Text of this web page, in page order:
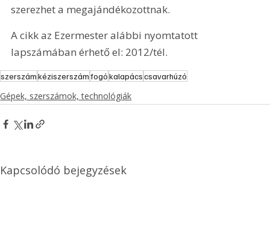
szerezhet a megajándékozottnak.
A cikk az Ezermester alábbi nyomtatott
lapszámában érhető el: 2012/tél.
szerszámkéziszerszámfogókalapácscsavarhúzó
Gépek, szerszámok, technológiák
Kapcsolódó bejegyzések